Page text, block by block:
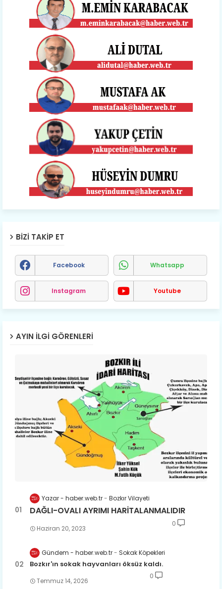
BIZI TAKIP ET
Facebook Whatsapp
Instagram Youtube
AYIN İLGI GÖRENLERI
Yazar - haber.web.tr Bozkır Vilayeti
DAĞLI-OVALI AYRIMI HARİTALANMALIDIR
Haziran 20, 2023
0
Gündem - haber.web.tr Sokak Köpekleri
Bozkır'ın sokak hayvanları öksüz kaldı.
Temmuz 14, 2026
0